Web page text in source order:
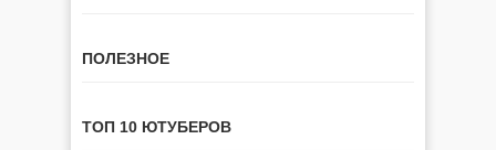
ПОЛЕЗНОЕ
ТОП 10 ЮТУБЕРОВ